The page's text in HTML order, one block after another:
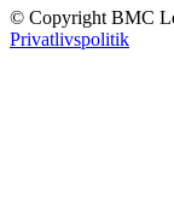
© Copyright BMC
Privatlivspolitik